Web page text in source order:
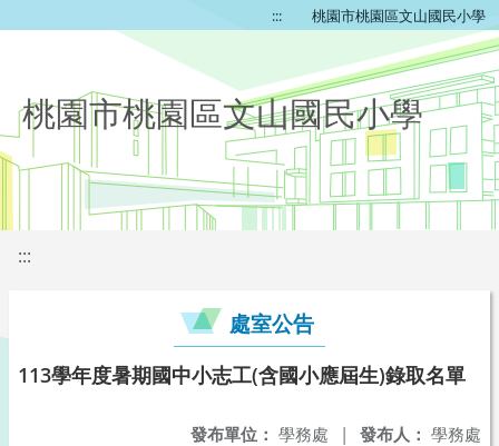
::: 桃園市桃園區文山國民小學
桃園市桃園區文山國民小學
:::
處室公告
113學年度暑期國中小志工(含國小應屆生)錄取名單
發布人： 學務處
發布單位： 學務處 |